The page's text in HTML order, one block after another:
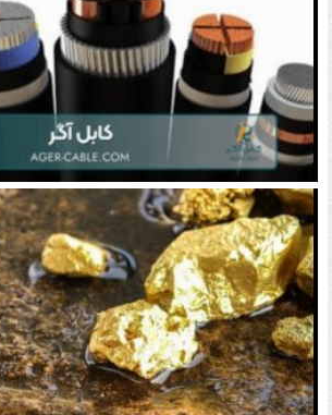
انواع کابل های برق صنعتی و ۵ نکته کلیدی در انتخاب